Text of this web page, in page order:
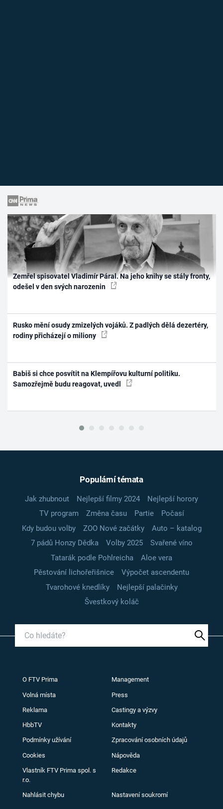
Zemřel spisovatel Vladimír Páral. Na jeho knihy se stály fronty,
odešel v den svých narozenin
Rusko mění osudy zmizelých vojáků. Z padlých dělá dezertéry,
rodiny přicházejí o miliony
Babiš si chce posvítit na Klempířovu kulturní politiku.
Samozřejmě budu reagovat, uvedl
Populární témata
Jak zhubnout Nejlepší filmy 2024
Nejlepší horory
TV program
Změna času Partie
Počasí
Kdy budou volby
ZOO Nové začátky
Auto – katalog
7 pádů Honzy Dědka
Volby 2025
Svařené víno
Tatarák podle Pohlreicha
Aloe vera
Pěstování lichořeřišnice
Výpočet ascendentu
Tvarohové knedlíky
Nejlepší palačinky
Švestkový koláč
O FTV Prima Management
Volná místa Press
Reklama Castingy a výzvy
HbbTV Kontakty
Podmínky užívání Zpracování osobních údajů
Cookies Nápověda
Vlastník FTV Prima spol. s
r.o.
Redakce
Nahlásit chybu Nastavení soukromí